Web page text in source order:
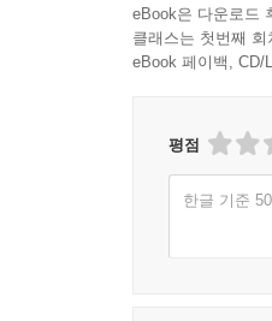
eBook은 다운로드
클래스는 첫번째
eBook 페이백, CD/
평점
한글 기준